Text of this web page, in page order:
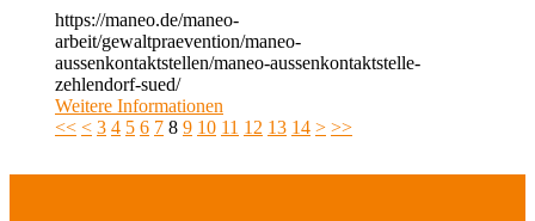
https://maneo.de/maneo-
arbeit/gewaltpraevention/maneo-
aussenkontaktstellen/maneo-aussenkontaktstelle-
zehlendorf-sued/
Weitere Informationen
<< < 3 4 5 6 7 8 9 10 11 12 13 14 > >>